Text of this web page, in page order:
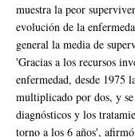
muestra la peor
evolución de la
general la media de
'Gracias a los recursos
enfermedad, desde 1975
multiplicado por dos, y
diagnósticos y los
torno a los 6 años',